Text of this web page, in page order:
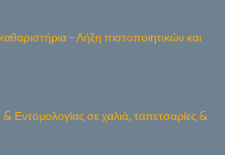
– Λήξη πιστοποιητικών και
& Εντομολογίας σε χαλιά, ταπετσαρίες &